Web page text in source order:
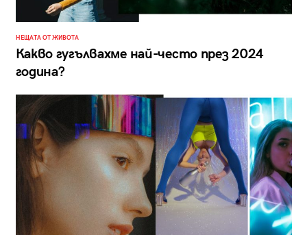
НЕЩАТА ОТ ЖИВОТА
Какво гугълвахме най-често през 2024
година?